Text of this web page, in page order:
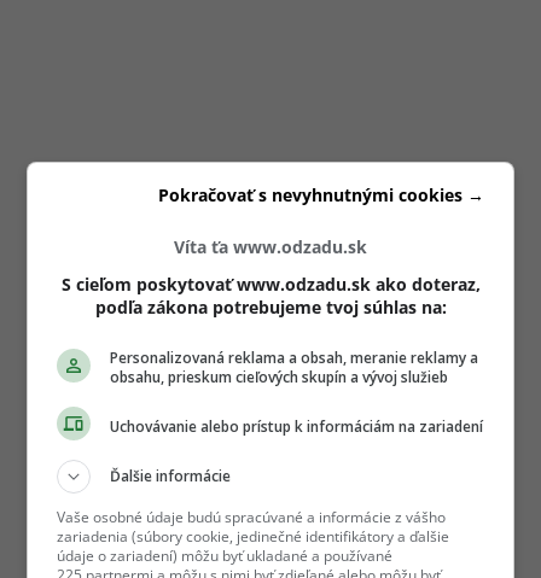
Víta ťa www.odzadu.sk
S cieľom poskytovať www.odzadu.sk ako doteraz,
podľa zákona potrebujeme tvoj súhlas na:
Personalizovaná reklama a obsah, meranie reklamy a
obsahu, prieskum cieľových skupín a vývoj služieb
Uchovávanie alebo prístup k informáciám na zariadení
Ďalšie informácie
Vaše osobné údaje budú spracúvané a informácie z vášho
zariadenia (súbory cookie, jedinečné identifikátory a ďalšie
údaje o zariadení) môžu byť ukladané a používané
Pokračovať s nevyhnutnými cookies →